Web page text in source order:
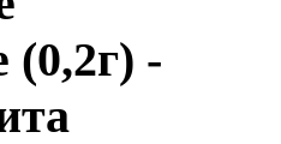
(0,2г) -